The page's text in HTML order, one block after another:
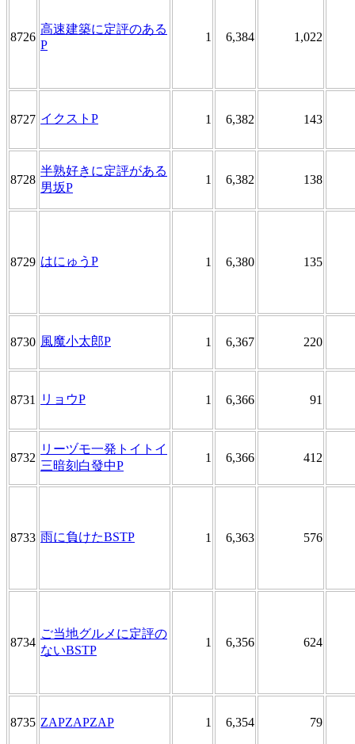
8726
高速建築に定評のある
P
1 6,384 1,022
8727 イクストP 1 6,382 143
8728
半熟好きに定評がある
男坂P
1 6,382 138
8729 はにゅうP 1 6,380 135
8730 風魔小太郎P 1 6,367 220
8731 リョウP 1 6,366 91
8732
リーヅモ一発トイトイ
三暗刻白發中P
1 6,366 412
8733 雨に負けたBSTP 1 6,363 576
8734
ご当地グルメに定評の
ないBSTP
1 6,356 624
8735 ZAPZAPZAP 1 6,354 79